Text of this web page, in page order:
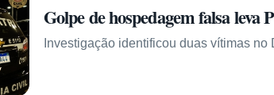
Golpe de hospedagem falsa
Investigação identificou duas vítimas